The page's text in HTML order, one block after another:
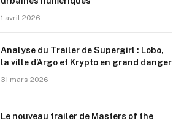
1 avril 2026
Analyse du Trailer de Supergirl : Lobo,
la ville d’Argo et Krypto en grand danger
31 mars 2026
Le nouveau trailer de Masters of the